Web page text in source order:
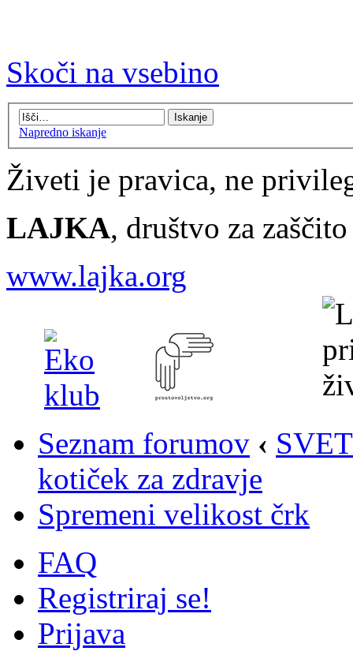
Skoči na vsebino
Napredno iskanje
Živeti je pravica, ne
LAJKA, društvo za
www.lajka.org
Seznam forumov ‹
kotiček za zdravje
Spremeni velikost črk
FAQ
Registriraj se!
Prijava